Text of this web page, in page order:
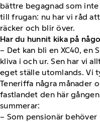
bättre begagnad som inte
till frugan: nu har vi råd
räcker och blir över.
Har du hunnit kika på
– Det kan bli en XC40, en
kliva i och ur. Sen har vi
eget ställe utomlands. Vi
Teneriffa några månader
fastlandet den här
summerar:
– Som pensionär